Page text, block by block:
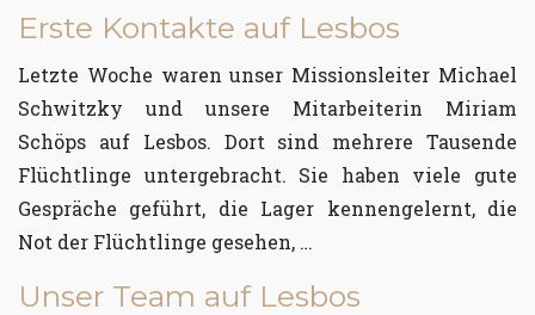
Erste Kontakte auf Lesbos
Letzte Woche waren unser Missionsleiter Michael
Schwitzky und unsere Mitarbeiterin Miriam
Schöps auf Lesbos. Dort sind mehrere Tausende
Flüchtlinge untergebracht. Sie haben viele gute
Gespräche geführt, die Lager kennengelernt, die
Not der Flüchtlinge gesehen, …
Unser Team auf Lesbos